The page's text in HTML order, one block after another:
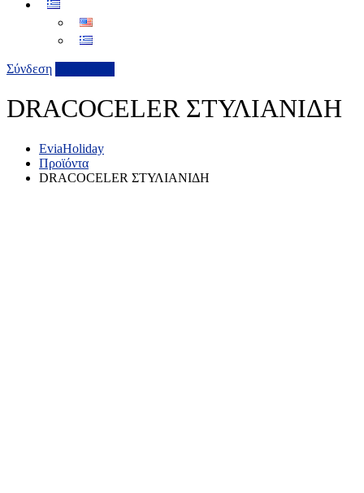
Σύνδεση
DRACOCELER ΣΤΥΛΙΑΝΙΔΗ
EviaHoliday
Προϊόντα
DRACOCELER ΣΤΥΛΙΑΝΙΔΗ